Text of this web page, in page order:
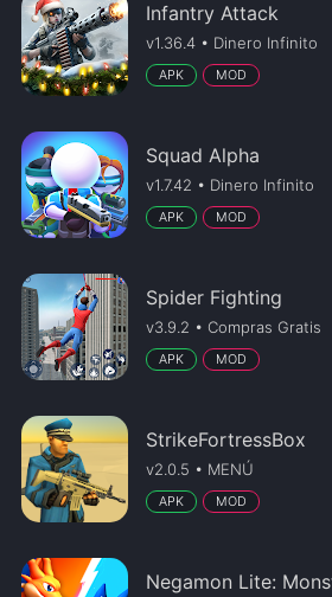
Infantry Attack
v1.36.4 • Dinero Infinito
APK MOD
Squad Alpha
v1.7.42 • Dinero Infinito
APK MOD
Spider Fighting
v3.9.2 • Compras Gratis
APK MOD
StrikeFortressBox
v2.0.5 • MENÚ
APK MOD
Negamon Lite: